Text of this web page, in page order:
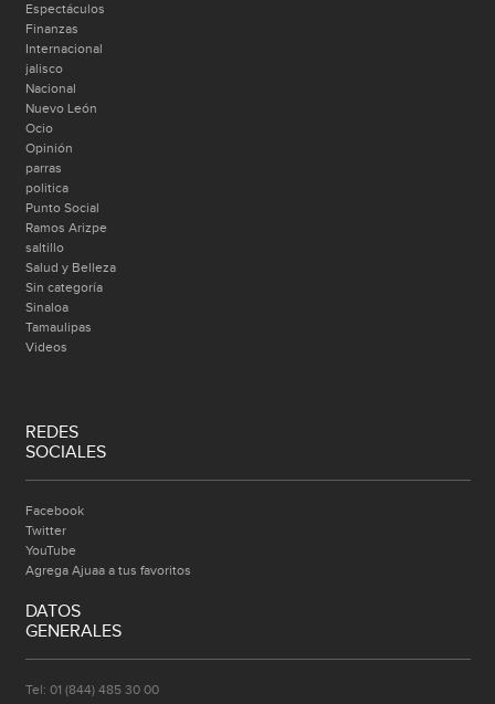
Espectáculos
Finanzas
Internacional
jalisco
Nacional
Nuevo León
Ocio
Opinión
parras
politica
Punto Social
Ramos Arizpe
saltillo
Salud y Belleza
Sin categoría
Sinaloa
Tamaulipas
Videos
REDES
SOCIALES
Facebook
Twitter
YouTube
Agrega Ajuaa a tus favoritos
DATOS
GENERALES
Tel: 01 (844) 485 30 00